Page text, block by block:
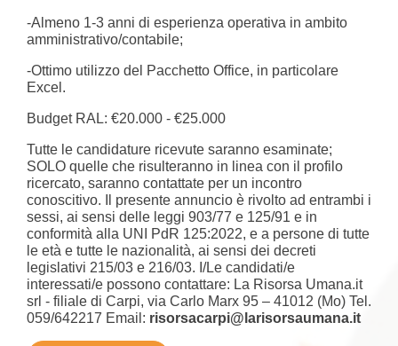
-Almeno 1-3 anni di esperienza operativa in ambito
amministrativo/contabile;
-Ottimo utilizzo del Pacchetto Office, in particolare
Excel.
Budget RAL: €20.000 - €25.000
Tutte le candidature ricevute saranno esaminate;
SOLO quelle che risulteranno in linea con il profilo
ricercato, saranno contattate per un incontro
conoscitivo. Il presente annuncio è rivolto ad entrambi i
sessi, ai sensi delle leggi 903/77 e 125/91 e in
conformità alla UNI PdR 125:2022, e a persone di tutte
le età e tutte le nazionalità, ai sensi dei decreti
legislativi 215/03 e 216/03. I/Le candidati/e
interessati/e possono contattare: La Risorsa Umana.it
srl - filiale di Carpi, via Carlo Marx 95 – 41012 (Mo) Tel.
059/642217 Email: risorsacarpi@larisorsaumana.it